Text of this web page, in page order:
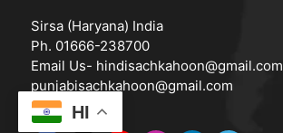
Sirsa (Haryana) India
Ph. 01666-238700
Email Us- hindisachkahoon@gmail.com
punjabisachkahoon@gmail.com
HI